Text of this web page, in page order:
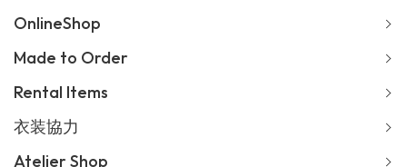
OnlineShop
Made to Order
Rental Items
衣装協力
Atelier Shop